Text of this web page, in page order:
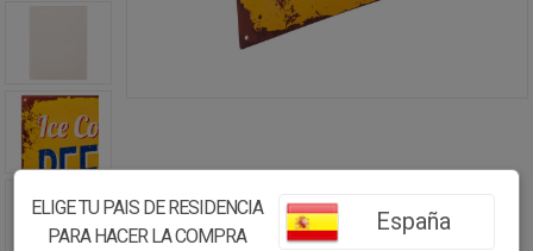
ELIGE TU PAIS DE RESIDENCIA
PARA HACER LA COMPRA
España